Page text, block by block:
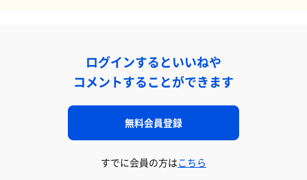
ログインするといいねや
コメントすることができます
無料会員登録
すでに会員の方はこちら